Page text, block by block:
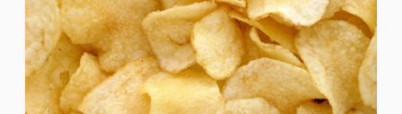
リ
ー